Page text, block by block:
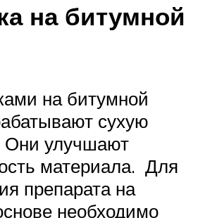
на битумной
на битумной
сухую
Они улучшают
материала. Для
препарата на
необходимо